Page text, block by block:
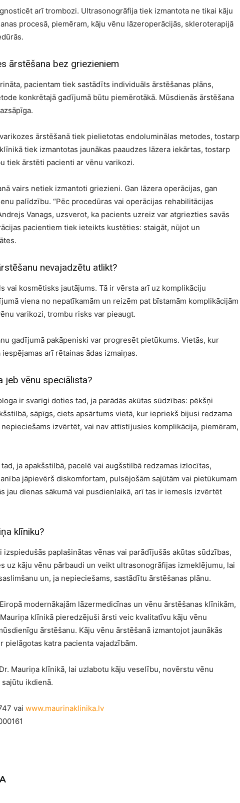
arī trombozi. Ultrasonogrāfija tiek izmantota ne tikai kāju
procesā, piemēram, kāju vēnu lāzeroperācijās, skleroterapijā
ārstēšana bez griezieniem
pacientam tiek sastādīts individuāls ārstēšanas plāns,
konkrētajā gadījumā būtu piemērotākā. Mūsdienās ārstēšana
ārstēšanā tiek pielietotas endoluminālas metodes, tostarp
tiek izmantotas jaunākas paaudzes lāzera iekārtas, tostarp
tiek ārstēti pacienti ar vēnu varikozi.
vairs netiek izmantoti griezieni. Gan lāzera operācijas, gan
palīdzību. “Pēc procedūras vai operācijas rehabilitācijas
Vanags, uzsverot, ka pacients uzreiz var atgriezties savās
pacientiem tiek ieteikts kustēties: staigāt, nūjot un
nevajadzētu atlikt?
vai kosmētisks jautājums. Tā ir vērsta arī uz komplikāciju
viena no nepatīkamām un reizēm pat bīstamām komplikācijām
varikozi, trombu risks var pieaugt.
gadījumā pakāpeniski var progresēt pietūkums. Vietās, kur
arī rētainas ādas izmaiņas.
jeb vēnu speciālista?
ir svarīgi doties tad, ja parādās akūtas sūdzības: pēkšņi
sāpīgs, ciets apsārtums vietā, kur iepriekš bijusi redzama
izvērtēt, vai nav attīstījusies komplikācija, piemēram,
ja apakšstilbā, pacelē vai augšstilbā redzamas izlocītas,
jāpievērš diskomfortam, pulsējošām sajūtām vai pietūkumam
jau dienas sākumā vai pusdienlaikā, arī tas ir iemesls izvērtēt
klīniku?
paplašinātas vēnas vai parādījušās akūtas sūdzības,
uz kāju vēnu pārbaudi un veikt ultrasonogrāfijas izmeklējumu, lai
un, ja nepieciešams, sastādītu ārstēšanas plānu.
modernākajām lāzermedicīnas un vēnu ārstēšanas klīnikām,
klīnikā pieredzējuši ārsti veic kvalitatīvu kāju vēnu
ārstēšanu. Kāju vēnu ārstēšanā izmantojot jaunākās
pielāgotas katra pacienta vajadzībām.
Mauriņa klīnikā, lai uzlabotu kāju veselību, novērstu vēnu
ikdienā.
vai www.maurinaklinika.lv